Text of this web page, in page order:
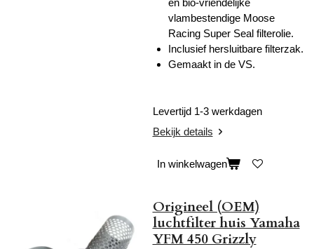
en bio-vriendelijke
vlambestendige Moose
Racing Super Seal filterolie.
Inclusief hersluitbare filterzak.
Gemaakt in de VS.
Levertijd 1-3 werkdagen
Bekijk details
In winkelwagen
Origineel (OEM)
luchtfilter huis Yamaha
YFM 450 Grizzly